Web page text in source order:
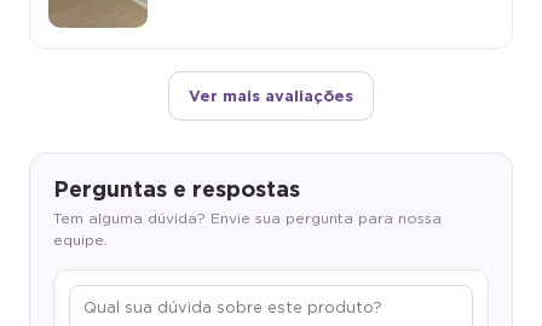
Ver mais avaliações
Perguntas e respostas
Tem alguma dúvida? Envie sua pergunta para nossa
equipe.